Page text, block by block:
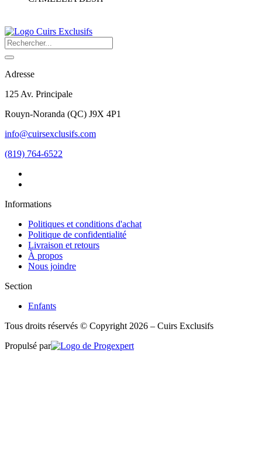
Adresse
125 Av. Principale
Rouyn-Noranda (QC) J9X 4P1
info@cuirsexclusifs.com
(819) 764-6522
Informations
Politiques et conditions d'achat
Politique de confidentialité
Livraison et retours
À propos
Nous joindre
Section
Enfants
Tous droits réservés © Copyright 2026 – Cuirs Exclusifs
Propulsé par